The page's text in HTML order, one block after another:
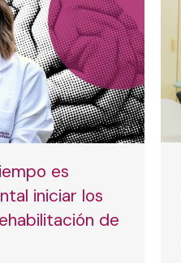
es
iniciar los
de